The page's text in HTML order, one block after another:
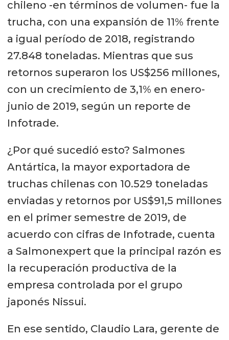
chileno -en términos de volumen- fue la
trucha, con una expansión de 11% frente
a igual período de 2018, registrando
27.848 toneladas. Mientras que sus
retornos superaron los US$256 millones,
con un crecimiento de 3,1% en enero-
junio de 2019, según un reporte de
Infotrade.
¿Por qué sucedió esto? Salmones
Antártica, la mayor exportadora de
truchas chilenas con 10.529 toneladas
enviadas y retornos por US$91,5 millones
en el primer semestre de 2019, de
acuerdo con cifras de Infotrade, cuenta
a Salmonexpert que la principal razón es
la recuperación productiva de la
empresa controlada por el grupo
japonés Nissui.
En ese sentido, Claudio Lara, gerente de